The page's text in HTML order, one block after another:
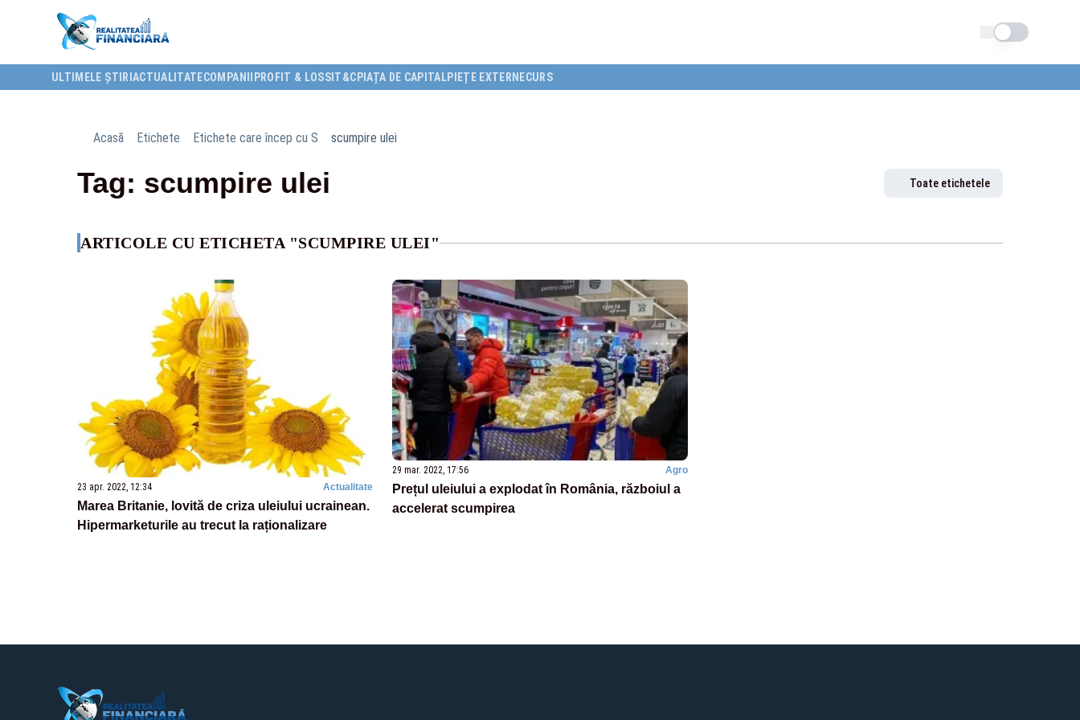
Schimba tema
ULTIMELE ȘTIRI ACTUALITATECOMPANII PROFIT & LOSS IT&C PIAȚA DE CAPITALPIEȚE EXTERNECURS
Acasă Etichete Etichete care încep cu S scumpire ulei
Tag: scumpire ulei Toate etichetele
ARTICOLE CU ETICHETA "SCUMPIRE ULEI"
23 apr. 2022, 12:34 Actualitate
Marea Britanie, lovită de criza uleiului ucrainean.
Hipermarketurile au trecut la raționalizare
29 mar. 2022, 17:56 Agro
Prețul uleiului a explodat în România, războiul a
accelerat scumpirea